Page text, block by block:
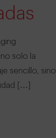
solo la
sencillo, sino
[…]